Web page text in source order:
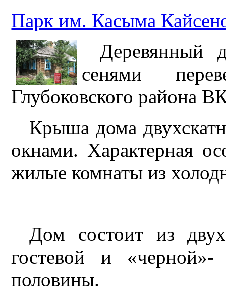
Парк им. Касыма
Деревянный
сенями
Глубоковского района
Крыша дома
окнами. Характерная
жилые комнаты из
Дом состоит из
гостевой и
половины.